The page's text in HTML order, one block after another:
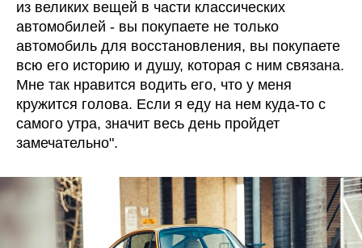
из великих вещей в части классических
автомобилей - вы покупаете не только
автомобиль для восстановления, вы покупаете
всю его историю и душу, которая с ним связана.
Мне так нравится водить его, что у меня
кружится голова. Если я еду на нем куда-то с
самого утра, значит весь день пройдет
замечательно".